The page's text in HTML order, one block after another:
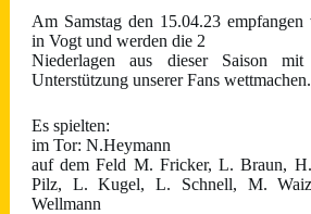
Am Samstag den 15.04.23
in Vogt und werden die 2
Niederlagen aus dieser Saison
Unterstützung unserer Fans wettmachen.
Es spielten:
im Tor: N.Heymann
auf dem Feld M. Fricker, L. Braun,
Pilz, L. Kugel, L. Schnell, M.
Wellmann